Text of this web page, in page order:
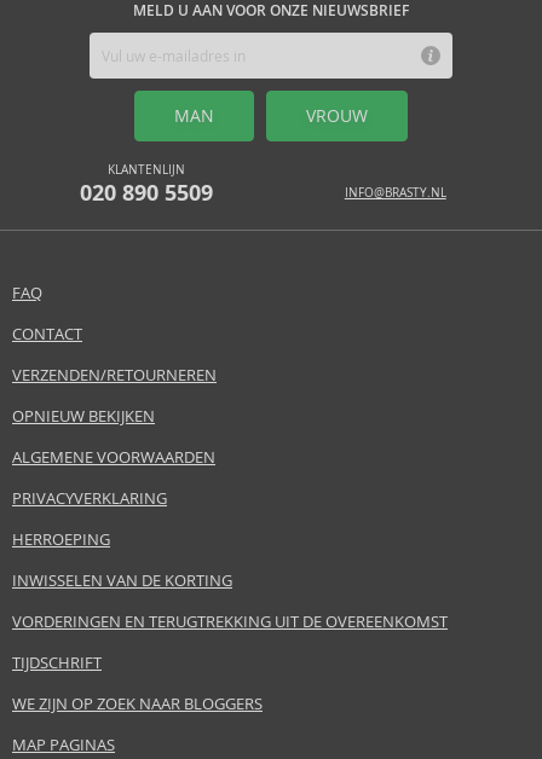
MELD U AAN VOOR ONZE NIEUWSBRIEF
MAN VROUW
KLANTENLIJN
020 890 5509 INFO@BRASTY.NL
FAQ
CONTACT
VERZENDEN/RETOURNEREN
OPNIEUW BEKIJKEN
ALGEMENE VOORWAARDEN
PRIVACYVERKLARING
HERROEPING
INWISSELEN VAN DE KORTING
VORDERINGEN EN TERUGTREKKING UIT DE OVEREENKOMST
TIJDSCHRIFT
WE ZIJN OP ZOEK NAAR BLOGGERS
MAP PAGINAS